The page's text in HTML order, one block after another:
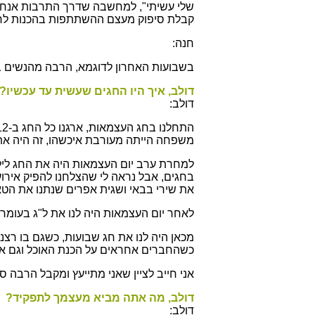
שלי עשיתי", למחשבה שדרך התרבות
קבלת סיפוק מעצם ההשתתפות בהכנות
חנה:
בשבועות האחרון לדוגמא, הרבה מהנשים
דולב, איך היו החגים שעשית עד עכשיו?
דולב:
משפחה הייתה מעורבת איכשהו, זה היה
למחרת ערב יום העצמאות היה את החג
את שירי בבאי ושגית אפרים שנתנו את
לאחר יום העצמאות היה לנו את ל"ג
מכאן היה לנו את חג שבועות, כשגם בו
כשהחברים אחראים על הכנת האוכל וגם
אני חייב לציין שאני מתייעץ ומקבל הרבה
דולב, מה אתה מביא מעצמך לתפקיד?
דולב: